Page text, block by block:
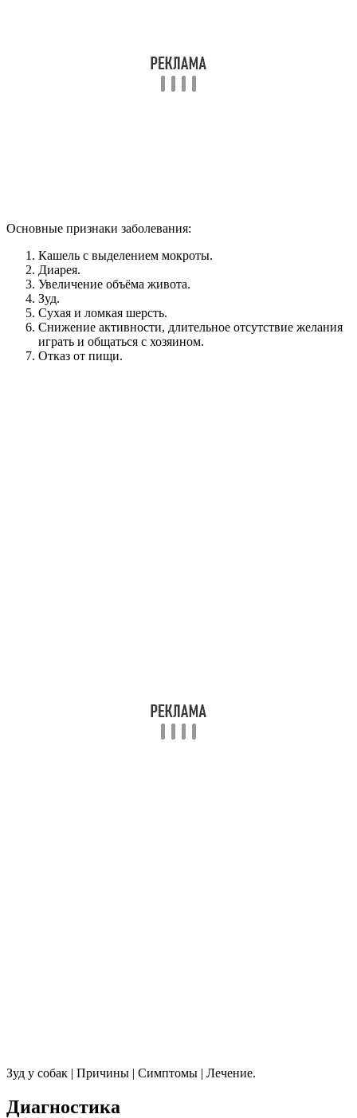
Основные признаки заболевания:
Кашель с выделением мокроты.
Диарея.
Увеличение объёма живота.
Зуд.
Сухая и ломкая шерсть.
Снижение активности, длительное отсутствие желания
играть и общаться с хозяином.
Отказ от пищи.
Зуд у собак | Причины | Симптомы | Лечение.
Диагностика